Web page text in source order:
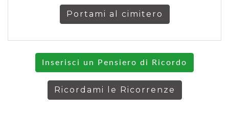
Portami al cimitero
Inserisci un Pensiero di Ricordo
Ricordami le Ricorrenze